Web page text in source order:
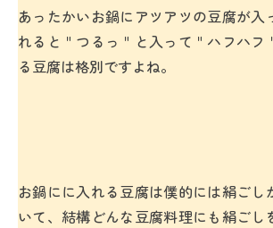
あったかいお鍋にアツアツの豆腐が入
れると＂つるっ＂と入って＂ハフハフ
る豆腐は格別ですよね。
お鍋にに入れる豆腐は僕的には絹ごし
いて、結構どんな豆腐料理にも絹ごし